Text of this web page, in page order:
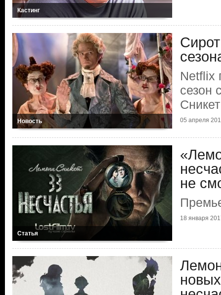
Кастинг
Новость
Netflix
сезон
05 апреля
Статья
не
18 января